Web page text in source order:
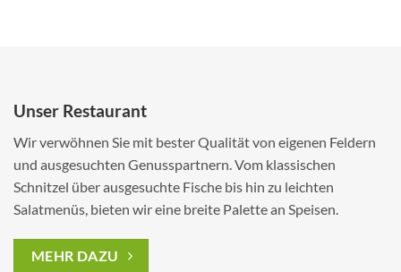
Unser Restaurant
Wir verwöhnen Sie mit bester Qualität von eigenen Feldern
und ausgesuchten Genusspartnern. Vom klassischen
Schnitzel über ausgesuchte Fische bis hin zu leichten
Salatmenüs, bieten wir eine breite Palette an Speisen.
MEHR DAZU